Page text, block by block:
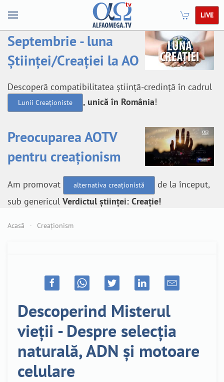
LIVE
Septembrie - luna
Științei/Creației la AO
Descoperă compatibilitatea știință-credință în cadrul
Lunii Creaționiste , unică în România!
Preocuparea AOTV
pentru creaționism
Am promovat alternativa creaționistă
de la început,
sub genericul Verdictul științei: Creație!
Acasă Creaționism
Descoperind Misterul
vieții - Despre selecția
naturală, ADN și motoare
celulare